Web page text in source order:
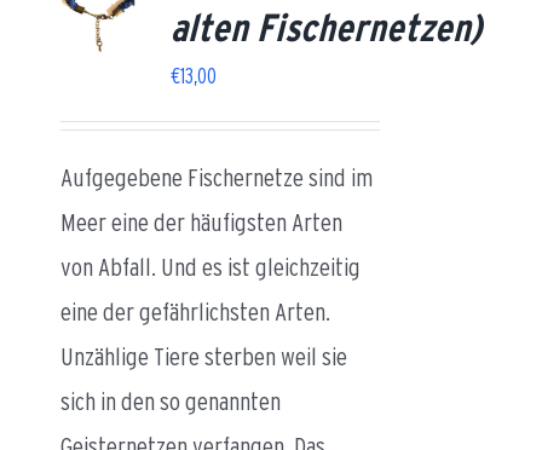
alten Fischernetzen)
€13,00
Aufgegebene Fischernetze sind im
Meer eine der häufigsten Arten
von Abfall. Und es ist gleichzeitig
eine der gefährlichsten Arten.
Unzählige Tiere sterben weil sie
sich in den so genannten